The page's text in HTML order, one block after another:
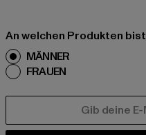
An welchen Produkten
MÄNNER
FRAUEN